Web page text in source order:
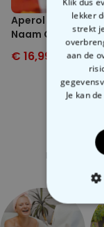
Aperol Spritz
Naam
€ 16,99 € 24,99
Bekijk onze
lekker
strekt
aan de
Je kan